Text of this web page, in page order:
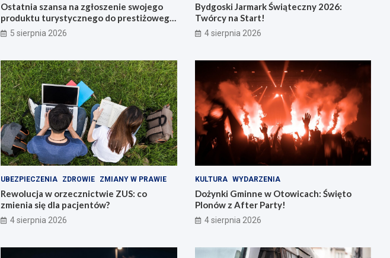
Ostatnia szansa na zgłoszenie swojego
produktu turystycznego do prestiżowego
konkursu POT
5 sierpnia 2026
Bydgoski Jarmark Świąteczny 2026:
Twórcy na Start!
4 sierpnia 2026
UBEZPIECZENIA ZDROWIE ZMIANY W PRAWIE
Rewolucja w orzecznictwie ZUS: co
zmienia się dla pacjentów?
4 sierpnia 2026
KULTURA WYDARZENIA
Dożynki Gminne w Otowicach: Święto
Plonów z After Party!
4 sierpnia 2026